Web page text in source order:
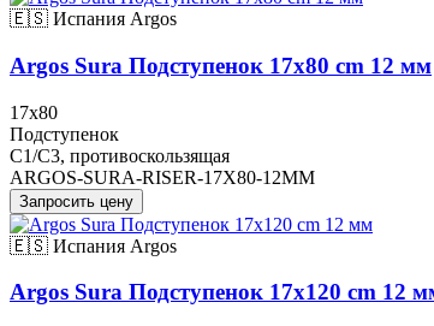
🇪🇸 Испания Argos
Argos Sura Подступенок 17x80 cm 12 мм
17x80
Подступенок
C1/C3, противоскользящая
ARGOS-SURA-RISER-17X80-12MM
Запросить цену
🇪🇸 Испания Argos
Argos Sura Подступенок 17x120 cm 12